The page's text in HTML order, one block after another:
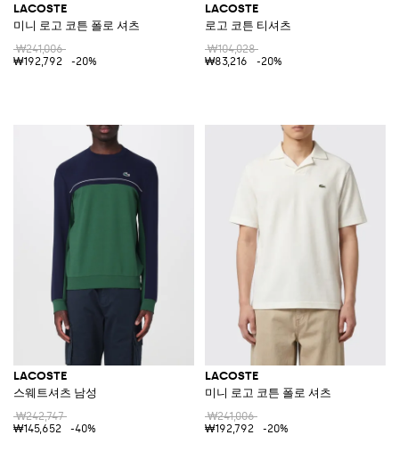
LACOSTE
미니 로고 코튼 폴로 셔츠
₩241,006
₩192,792
-20%
LACOSTE
로고 코튼 티셔츠
₩104,028
₩83,216
-20%
LACOSTE
스웨트셔츠 남성
₩242,747
₩145,652
-40%
LACOSTE
미니 로고 코튼 폴로 셔츠
₩241,006
₩192,792
-20%